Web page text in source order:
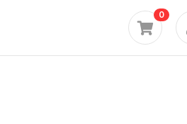
0